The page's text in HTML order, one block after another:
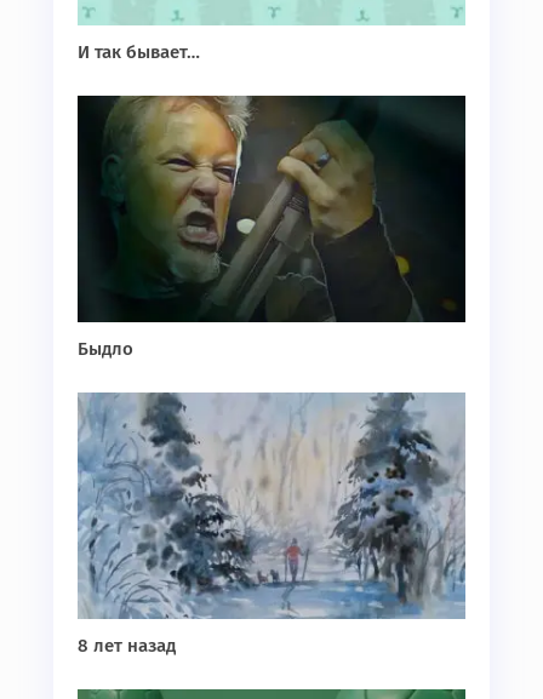
И так бывает…
Быдло
8 лет назад